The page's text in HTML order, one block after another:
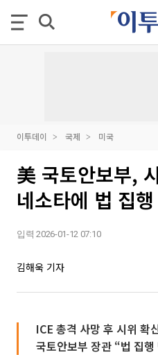
이투데이 국제 미국
美 국토안보부,
네소타에 법 집
입력 2026-01-12 07:10
김해욱 기자
ICE 총격 사망 후 시위 확
국토안보부 장관 “법 집